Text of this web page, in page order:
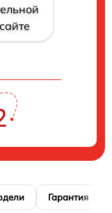
Гарантия